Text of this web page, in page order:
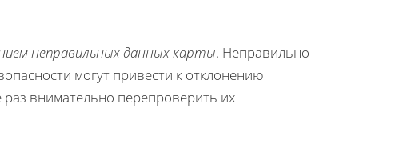
неправильных данных карты. Неправильно
могут привести к отклонению
внимательно перепроверить их